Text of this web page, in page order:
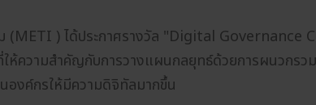
(METI ) ได้ประกาศรางวัล "Digital Governance
ความสำคัญกับการวางแผนกลยุทธ์ด้วยการผนวกรวม
องค์กรให้มีความดิจิทัลมากขึ้น